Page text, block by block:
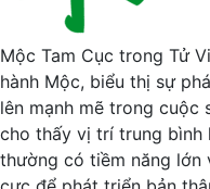
Mộc Tam Cục trong Tử
hành Mộc, biểu thị sự
lên mạnh mẽ trong cuộc
cho thấy vị trí trung bình
thường có tiềm năng lớn